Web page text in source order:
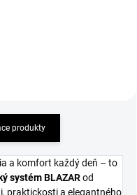
produkty
a komfort každý deň – to
systémBLAZARod
praktickosti a elegantného